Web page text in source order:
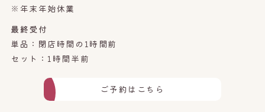
※年末年始休業
最終受付
単品：閉店時間の1時間前
セット：1時間半前
ご予約はこちら